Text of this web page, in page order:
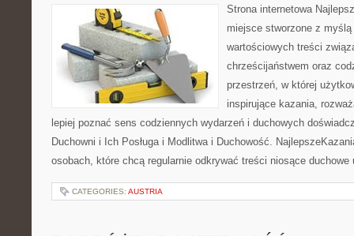
Strona internetowa
miejsce stworzone z
wartościowych treści
chrześcijaństwem oraz
przestrzeń, w której
inspirujące kazania,
lepiej poznać sens codziennych wydarzeń i duchowych
Duchowni i Ich Posługa i Modlitwa i Duchowość.
osobach, które chcą regularnie odkrywać treści niosące
CATEGORIES: AUSTRIA